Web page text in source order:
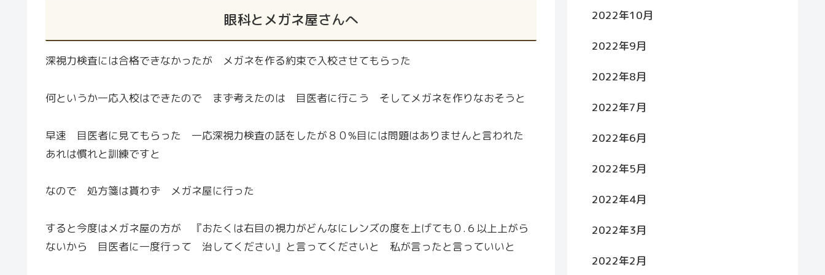
眼科とメガネ屋さんへ
深視力検査には合格できなかったが メガネを作る約束で入校させてもらった
何というか一応入校はできたので まず考えたのは 目医者に行こう そしてメガネを作りなおそうと
早速 目医者に見てもらった 一応深視力検査の話をしたが８０%目には問題はありませんと言われた
あれは慣れと訓練ですと
なので 処方箋は貰わず メガネ屋に行った
すると今度はメガネ屋の方が 『おたくは右目の視力がどんなにレンズの度を上げても０.６以上上がら
ないから 目医者に一度行って 治してください』と言ってくださいと 私が言ったと言っていいと
2022年10月
2022年9月
2022年8月
2022年7月
2022年6月
2022年5月
2022年4月
2022年3月
2022年2月